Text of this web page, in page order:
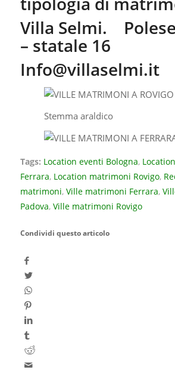
Villa Selmi.
– statale 16
Info@villaselmi.it
Stemma araldico
Tags: Location eventi Bologna,
Ferrara, Location matrimoni Rovigo,
matrimoni, Ville matrimoni Ferrara,
Padova, Ville matrimoni Rovigo
Condividi questo articolo